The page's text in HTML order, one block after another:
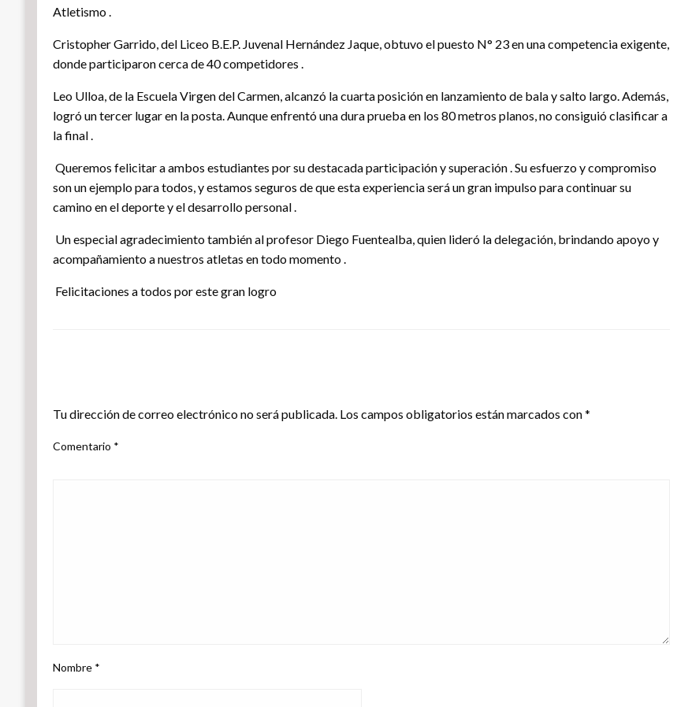
Atletismo .
Cristopher Garrido, del Liceo B.E.P. Juvenal Hernández Jaque, obtuvo el puesto N° 23 en una competencia exigente,
donde participaron cerca de 40 competidores .
Leo Ulloa, de la Escuela Virgen del Carmen, alcanzó la cuarta posición en lanzamiento de bala y salto largo. Además,
logró un tercer lugar en la posta. Aunque enfrentó una dura prueba en los 80 metros planos, no consiguió clasificar a
la final .
Queremos felicitar a ambos estudiantes por su destacada participación y superación . Su esfuerzo y compromiso
son un ejemplo para todos, y estamos seguros de que esta experiencia será un gran impulso para continuar su
camino en el deporte y el desarrollo personal .
Un especial agradecimiento también al profesor Diego Fuentealba, quien lideró la delegación, brindando apoyo y
acompañamiento a nuestros atletas en todo momento .
Felicitaciones a todos por este gran logro
Tu dirección de correo electrónico no será publicada. Los campos obligatorios están marcados con*
Comentario *
Nombre *